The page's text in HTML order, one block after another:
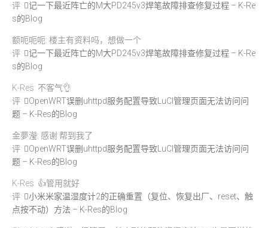
评:
记一下最近阵亡的M大PD245v3焊笔故障排查修复过程 – K-Re
s的Blog
额呃呃呃: 楼主有资料吗，想做一个
评:
记一下最近阵亡的M大PD245v3焊笔故障排查修复过程 – K-Re
s的Blog
K-Res: 不客气👌
评:
OpenWRT误删uhttpd服务配置导致LuCI管理页面无法访问问
题 – K-Res的Blog
金夢瀅: 感谢 帮到我了
评:
OpenWRT误删uhttpd服务配置导致LuCI管理页面无法访问问
题 – K-Res的Blog
K-Res: 👍管用就好
评:
小米米家温湿度计2的正确重置（复位、恢复出厂、reset、触
点按不动）方法 – K-Res的Blog